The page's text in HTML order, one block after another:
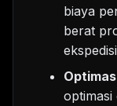
biaya
berat